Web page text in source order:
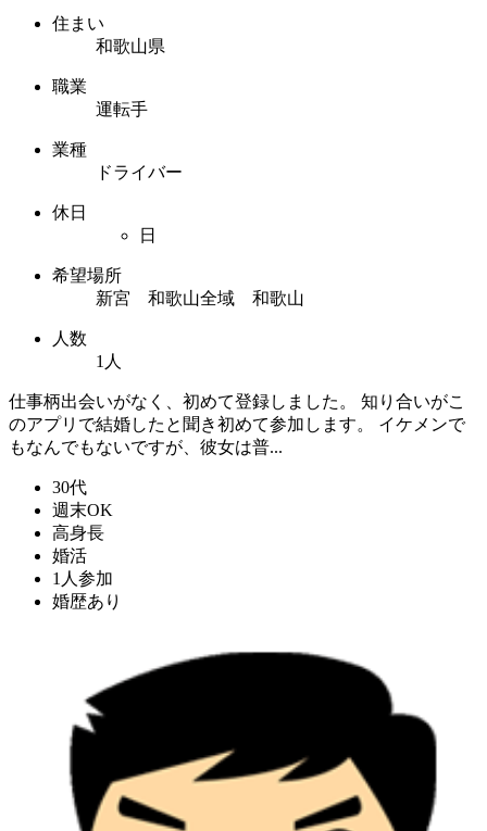
住まい
和歌山県
職業
運転手
業種
ドライバー
休日
日
希望場所
新宮 和歌山全域 和歌山
人数
1人
仕事柄出会いがなく、初めて登録しました。 知り合いがこ
のアプリで結婚したと聞き初めて参加します。 イケメンで
もなんでもないですが、彼女は普...
30代
週末OK
高身長
婚活
1人参加
婚歴あり